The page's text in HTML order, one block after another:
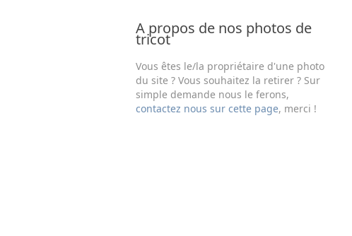
A propos de nos photos de
tricot
Vous êtes le/la propriétaire d'une photo
du site ? Vous souhaitez la retirer ? Sur
simple demande nous le ferons,
contactez nous sur cette page, merci !